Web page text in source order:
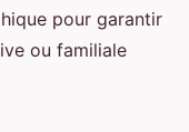
pour garantir
ou familiale